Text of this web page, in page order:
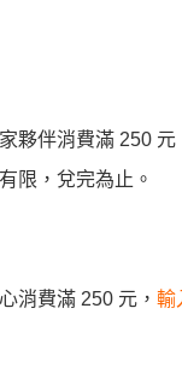
夥伴消費滿 250 元
限，兌完為止。
消費滿 250 元， 輸